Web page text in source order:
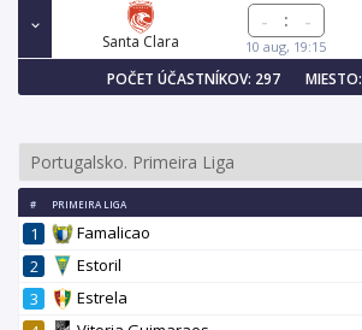
Santa Clara
:
10 aug, 19:15
POČET ÚČASTNÍKOV: 297
MIESTO:
# PRIMEIRA LIGA
1 Famalicao
2
Estoril
3
Estrela